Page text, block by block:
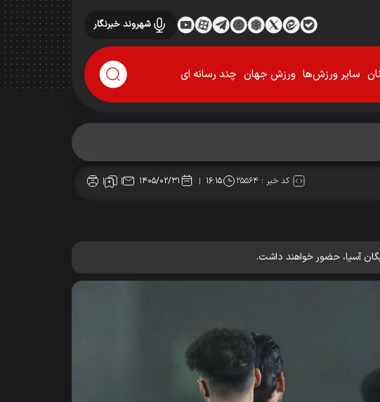
شهروند خبرنگار
سایر ورزش‌ها ورزش جهان چند رسانه ای
کد خبر :۲۵۵۶۴ ۱۶:۱۵ ۱۴۰۵/۰۲/۳۱
آسیا، حضور خواهند داشت.